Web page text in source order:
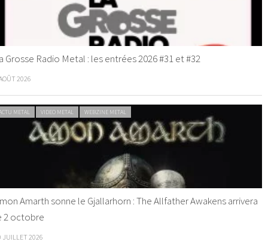
Grosse Radio Metal : les entrées 2026 #31 et #32
2026
METAL VIDEO METAL WEBZINE METAL
Amarth sonne le Gjallarhorn : The Allfather Awakens arrivera
2 octobre
JUILLET 2026